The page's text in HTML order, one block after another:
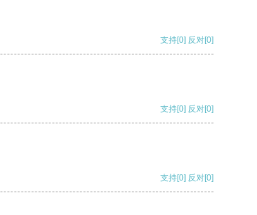
支持[0] 反对[0]
支持[0] 反对[0]
支持[0] 反对[0]